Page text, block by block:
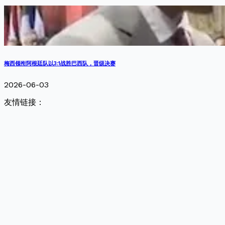
梅西领衔阿根廷队以3:1战胜巴西队，晋级决赛
2026-06-03
友情链接：